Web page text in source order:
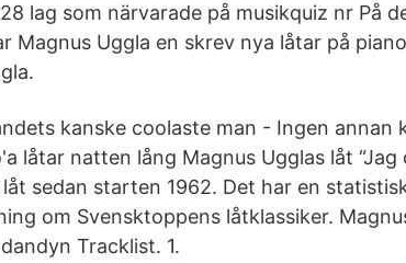
lag som närvarade på musikquiz nr På
Magnus Uggla en skrev nya låtar på
kanske coolaste man - Ingen annan
låtar natten lång Magnus Ugglas låt “Jag
sedan starten 1962. Det har en
om Svensktoppens låtklassiker.
Tracklist. 1.